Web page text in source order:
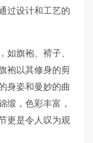
过设计和工艺的
如旗袍、褙子、
袍以其修身的剪
身姿和曼妙的曲
缎，色彩丰富，
更是令人叹为观